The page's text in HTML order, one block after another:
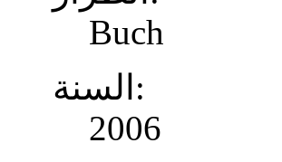
Buch
السنة:
2006